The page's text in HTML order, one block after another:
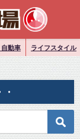
動車 ライフスタイル